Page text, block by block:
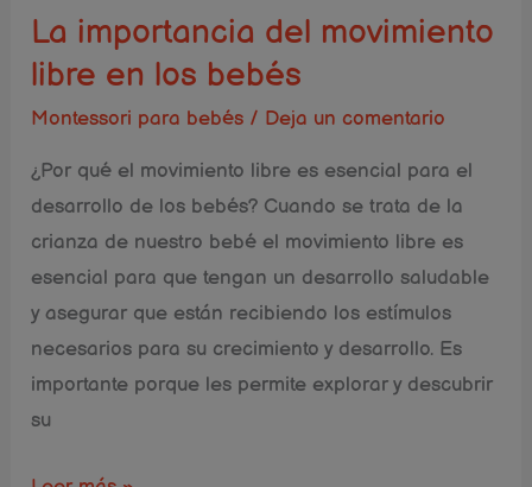
La importancia del movimiento
libre en los bebés
Montessori para bebés / Deja un comentario
¿Por qué el movimiento libre es esencial para el
desarrollo de los bebés? Cuando se trata de la
crianza de nuestro bebé el movimiento libre es
esencial para que tengan un desarrollo saludable
y asegurar que están recibiendo los estímulos
necesarios para su crecimiento y desarrollo. Es
importante porque les permite explorar y descubrir
su
bebés